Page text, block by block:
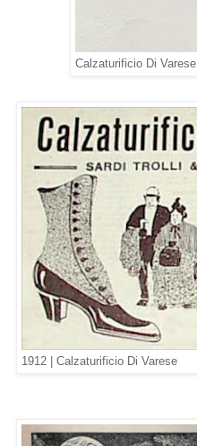
Calzaturificio Di Varese
1912 | Calzaturificio Di Varese